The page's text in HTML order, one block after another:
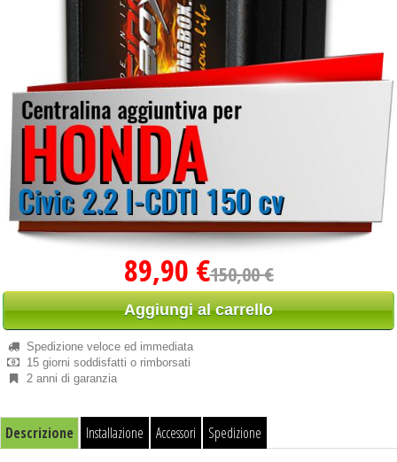
89,90 €150,00 €
Aggiungi al carrello
Spedizione veloce ed immediata
15 giorni soddisfatti o rimborsati
2 anni di garanzia
Descrizione Installazione Accessori Spedizione